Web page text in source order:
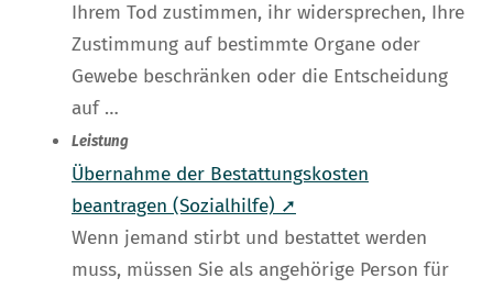
Ihrem Tod zustimmen, ihr widersprechen, Ihre
Zustimmung auf bestimmte Organe oder
Gewebe beschränken oder die Entscheidung
auf …
Leistung
Übernahme der Bestattungskosten
beantragen (Sozialhilfe) ➚
Wenn jemand stirbt und bestattet werden
muss, müssen Sie als angehörige Person für